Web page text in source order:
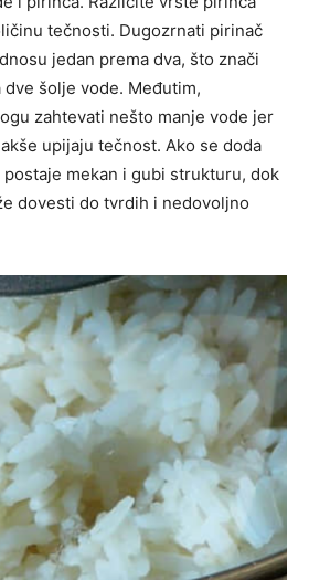
tečnosti. Dugozrnati pirinač
jedan prema dva, što znači
šolje vode. Međutim,
zahtevati nešto manje vode jer
upijaju tečnost. Ako se doda
mekan i gubi strukturu, dok
dovesti do tvrdih i nedovoljno